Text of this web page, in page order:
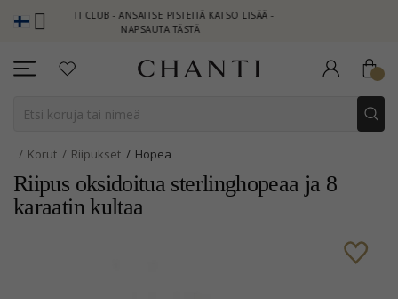
CLUB - ANSAITSE PISTEITÄ KATSO LISÄÄ -
NAPSAUTA TÄSTÄ
Korut Riipukset Hopea
Riipus oksidoitua sterlinghopeaa ja 8
karaatin kultaa